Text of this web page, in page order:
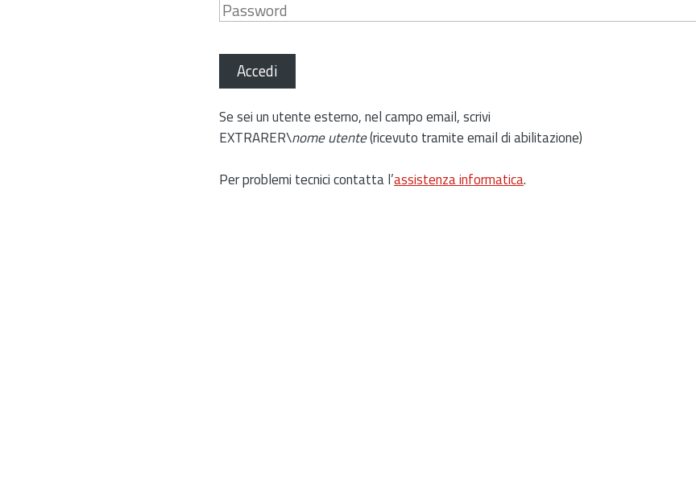
Accedi
Se sei un utente esterno, nel campo email, scrivi
EXTRARER\nome utente(ricevuto tramite email di abilitazione)
Per problemi tecnici contatta l’assistenza informatica.